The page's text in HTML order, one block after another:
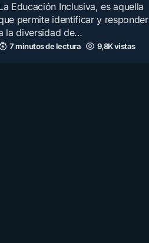
Educación Inclusiva, es aquella
permite identificar y responder
la diversidad de…
7 minutos de lectura 9,8K vistas